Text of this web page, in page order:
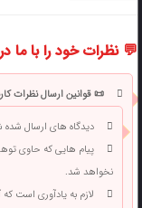
💬 نظرات خود را با ما
📜 قوانین ارسال نظرات
دیدگاه های ارسال
پیام هایی که حاوی
نخواهد شد.
لازم به یادآوری است